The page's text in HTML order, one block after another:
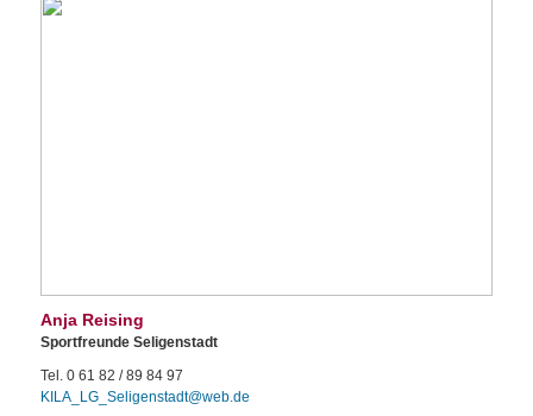
Anja Reising
Sportfreunde Seligenstadt
Tel. 0 61 82 / 89 84 97
KILA_LG_Seligenstadt@web.de